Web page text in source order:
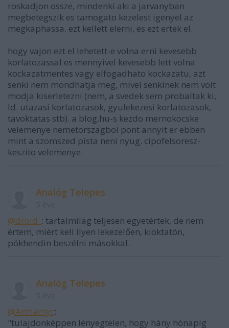
roskadjon ossze, mindenki aki a jarvanyban
megbetegszik es tamogato kezelest igenyel az
megkaphassa. ezt kellett elerni, es ezt ertek el.
hogy vajon ezt el lehetett-e volna erni kevesebb
korlatozassal es mennyivel kevesebb lett volna
kockazatmentes vagy elfogadhato kockazatu, azt
senki nem mondhatja meg, mivel senkinek nem volt
modja kiserletezni (nem, a svedek sem probaltak ki,
ld. utazasi korlatozasok, gyulekezesi korlatozasok,
tavoktatas stb). a blog.hu-s kezdo mernokocske
velemenye nemetorszagbol pont annyit er ebben
mint a szomszed pista neni nyug. cipofelsoresz-
keszito velemenye.
Analóg Telepes
@droid_ : tartalmilag teljesen egyetértek, de nem
értem, miért kell ilyen lekezelően, kioktatón,
pökhendin beszélni másokkal.
Analóg Telepes
@Arthamyr:
"tulajdonképpen lényegtelen, hogy hány hónapig